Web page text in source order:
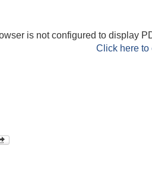
is not configured to display
Click here